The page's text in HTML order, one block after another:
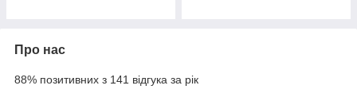
Про нас
88% позитивних з 141 відгука за рік